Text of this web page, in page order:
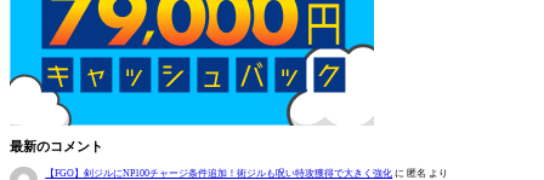
最新のコメント
【FGO】剣ジルにNP100チャージ条件追加！術ジルも呪い特攻獲得で大きく強化 に 匿名 より